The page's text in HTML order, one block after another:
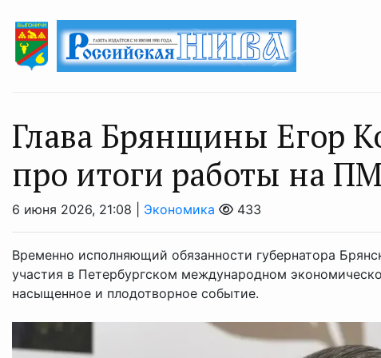
Глава Брянщины Егор
про итоги работы на
6 июня 2026, 21:08 | Экономика 433
Временно исполняющий обязанности губернатора
участия в Петербургском международном
насыщенное и плодотворное событие.